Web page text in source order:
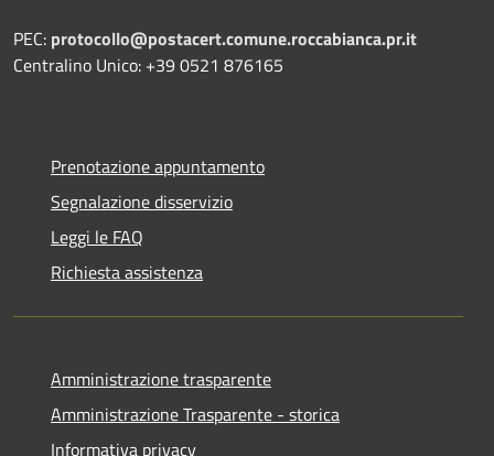
PEC: protocollo@postacert.comune.roccabianca.pr.it
Centralino Unico: +39 0521 876165
Prenotazione appuntamento
Segnalazione disservizio
Leggi le FAQ
Richiesta assistenza
Amministrazione trasparente
Amministrazione Trasparente - storica
Informativa privacy